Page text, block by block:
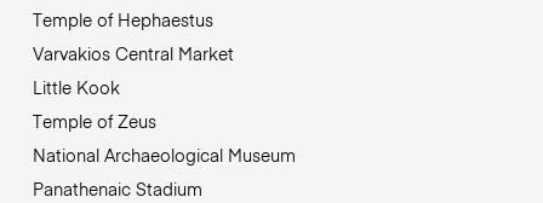
Temple of Hephaestus
Varvakios Central Market
Little Kook
Temple of Zeus
National Archaeological Museum
Panathenaic Stadium